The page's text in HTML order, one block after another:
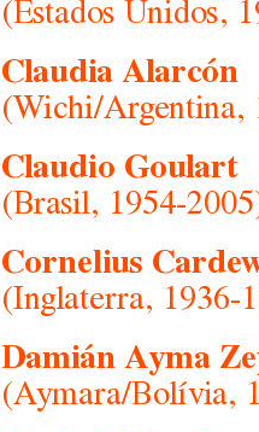
(Estados Unidos,
Claudia Alarcón
(Wichi/Argentina,
Claudio Goulart
(Brasil, 1954-
Cornelius
(Inglaterra, 1936-
Damián Ayma
(Aymara/Bolívia,